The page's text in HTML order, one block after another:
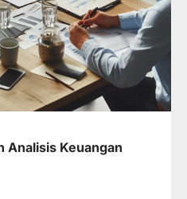
Analisis Keuangan